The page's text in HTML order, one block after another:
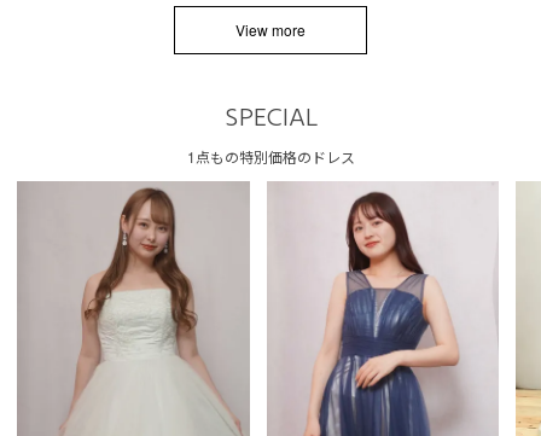
View more
SPECIAL
1点もの特別価格のドレス